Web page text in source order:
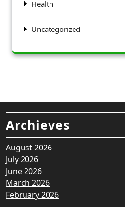
Health
Uncategorized
Archieves
August 2026
July 2026
June 2026
March 2026
February 2026